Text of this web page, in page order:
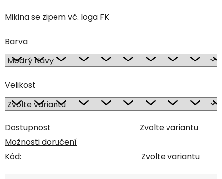
Mikina se zipem vč. loga FK
Barva
Velikost
Dostupnost
Zvolte variantu
Možnosti doručení
Kód:
Zvolte variantu